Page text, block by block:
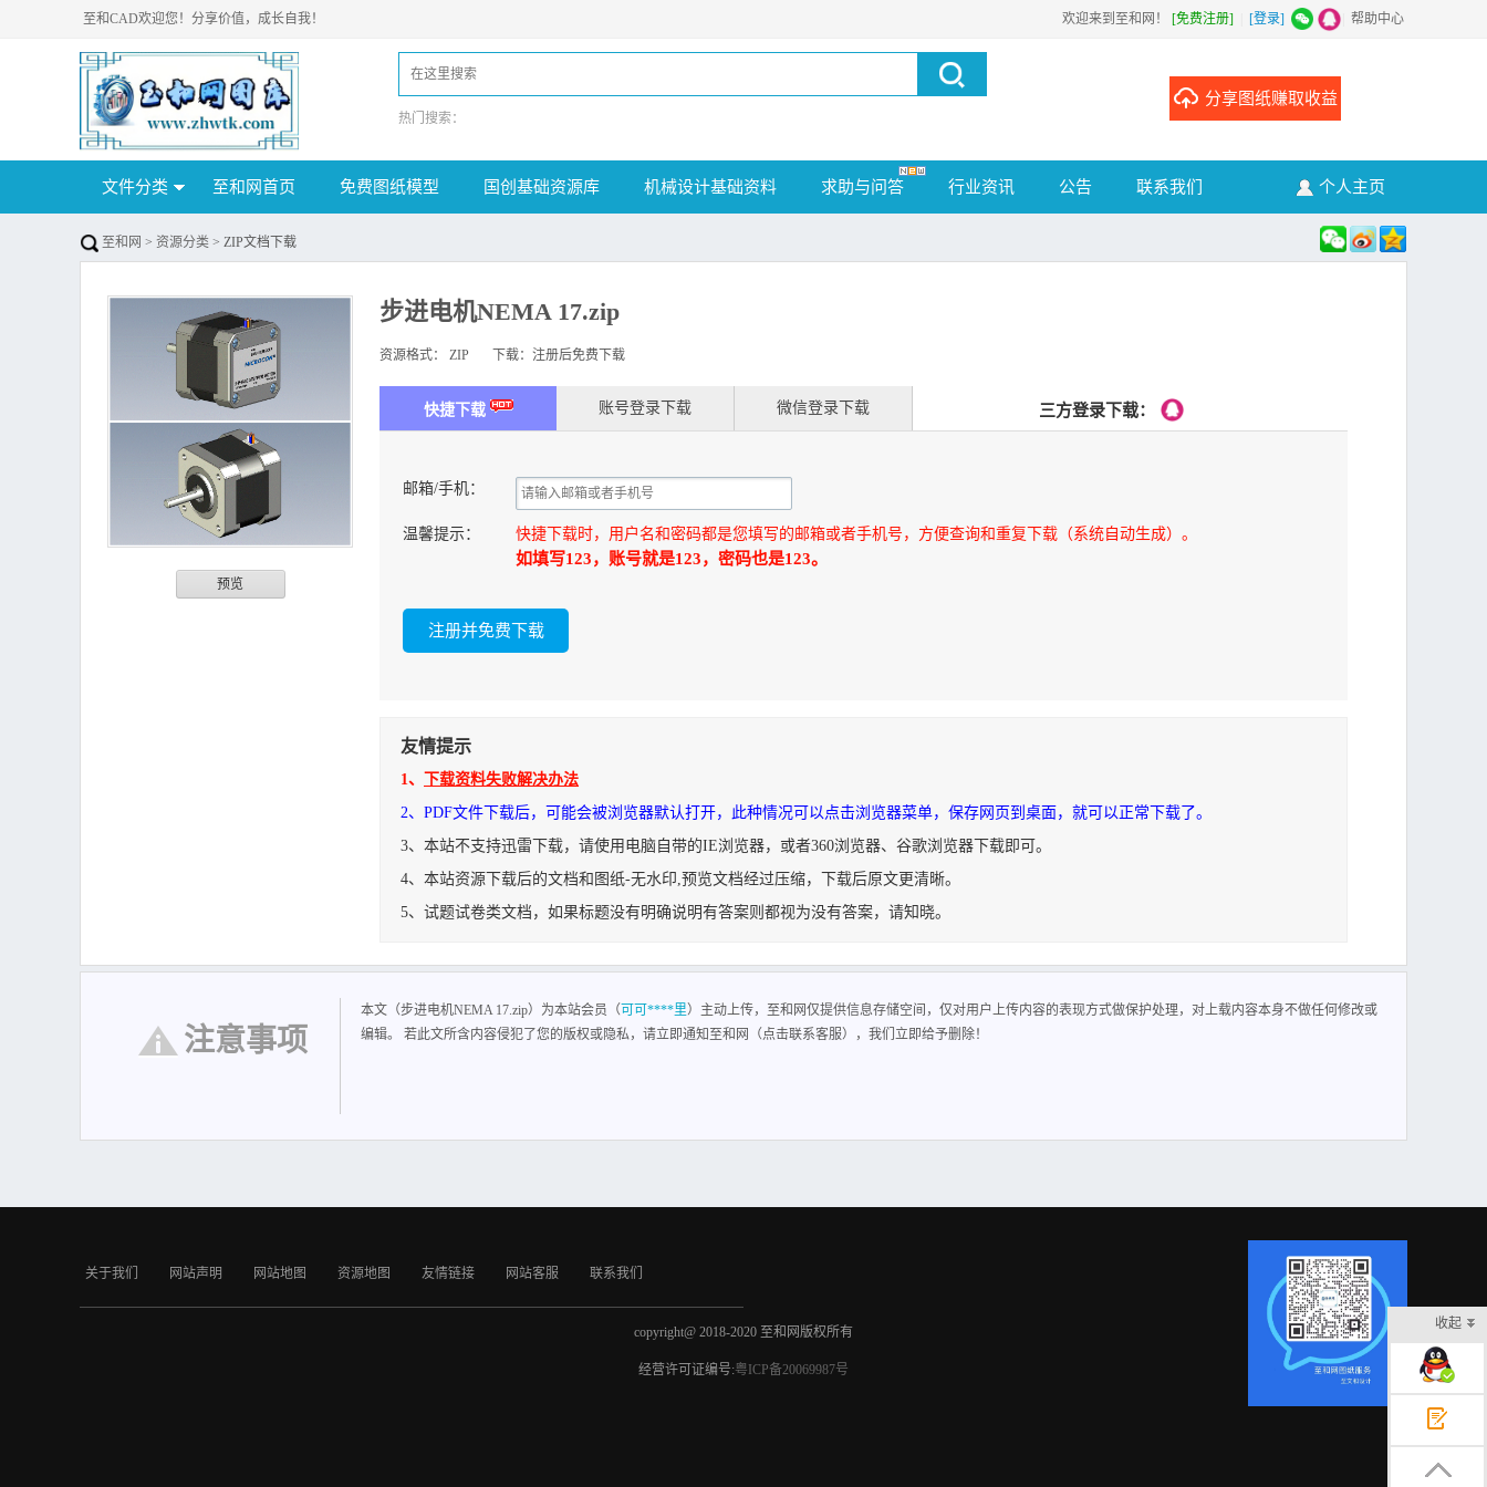
欢迎来到至和网！ [免费注册] [登录] 帮助中心
至和CAD欢迎您！分享价值，成长自我！
热门搜索：
分享图纸赚取收益
文件分类 至和网首页 免费图纸模型 国创基础资源库 机械设计基础资料 求助与问答 行业资讯 公告 联系我们 个人主页
至和网 > 资源分类 > ZIP文档下载
预览
步进电机NEMA 17.zip
资源格式： ZIP 下载：注册后免费下载
快捷下载 账号登录下载 微信登录下载 三方登录下载：
邮箱/手机：
温馨提示： 快捷下载时，用户名和密码都是您填写的邮箱或者手机号，方便查询和重复下载（系统自动生成）。
如填写123，账号就是123，密码也是123。
友情提示
1、
下载资料失败解决办法
2、PDF文件下载后，可能会被浏览器默认打开，此种情况可以点击浏览器菜单，保存网页到桌面，就可以正常下载了。
3、本站不支持迅雷下载，请使用电脑自带的IE浏览器，或者360浏览器、谷歌浏览器下载即可。
4、本站资源下载后的文档和图纸-无水印,预览文档经过压缩，下载后原文更清晰。
5、试题试卷类文档，如果标题没有明确说明有答案则都视为没有答案，请知晓。
注意事项
本文（步进电机NEMA 17.zip）为本站会员（可可****里）主动上传，至和网仅提供信息存储空间，仅对用户上传内容的表现方式做保护处理，对上载内容本身不做任何修改或
编辑。 若此文所含内容侵犯了您的版权或隐私，请立即通知至和网（点击联系客服），我们立即给予删除！
关于我们 网站声明 网站地图 资源地图 友情链接 网站客服 联系我们
copyright@ 2018-2020 至和网版权所有
经营许可证编号:粤ICP备20069987号
收起
在线客服